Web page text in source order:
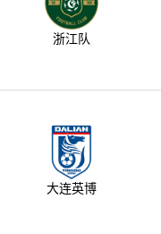
浙江队
大连英博